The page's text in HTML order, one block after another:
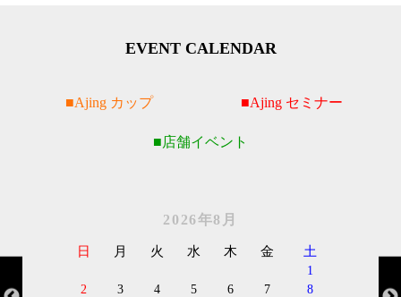
EVENT CALENDAR
Ajing カップ Ajing セミナー
店舗イベント
2026年8月
日 月 火 水 木 金 土
1
2
3 4 5 6 7
8